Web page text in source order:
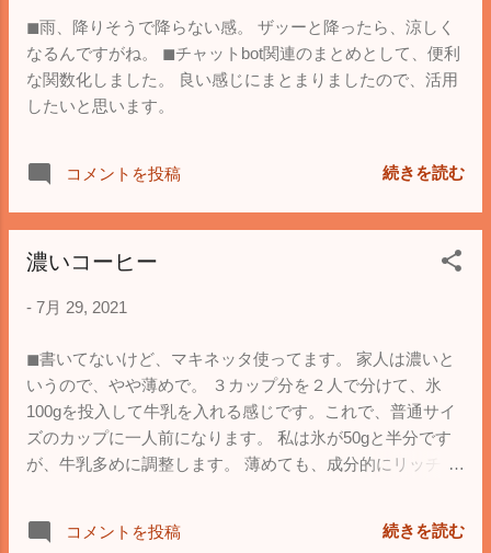
足の様子ですが、追加で帽子を作って欲し
いとの要求が届きました。 明日は帽子作り
です。
◼︎雨、降りそうで降らない感。 ザッーと降ったら、涼しく
なるんですがね。 ◼︎チャットbot関連のまとめとして、便利
な関数化しました。 良い感じにまとまりましたので、活用
したいと思います。
コメントを投稿 続きを読む
濃いコーヒー
- 7月 29, 2021
◼︎書いてないけど、マキネッタ使ってます。 家人は濃いと
いうので、やや薄めで。 ３カップ分を２人で分けて、氷
100gを投入して牛乳を入れる感じです。これで、普通サイ
ズのカップに一人前になります。 私は氷が50gと半分です
が、牛乳多めに調整します。 薄めても、成分的にリッチな
物が届きました連絡ツール。 部署名か名前かで、文字入力
コメントを投稿 続きを読む